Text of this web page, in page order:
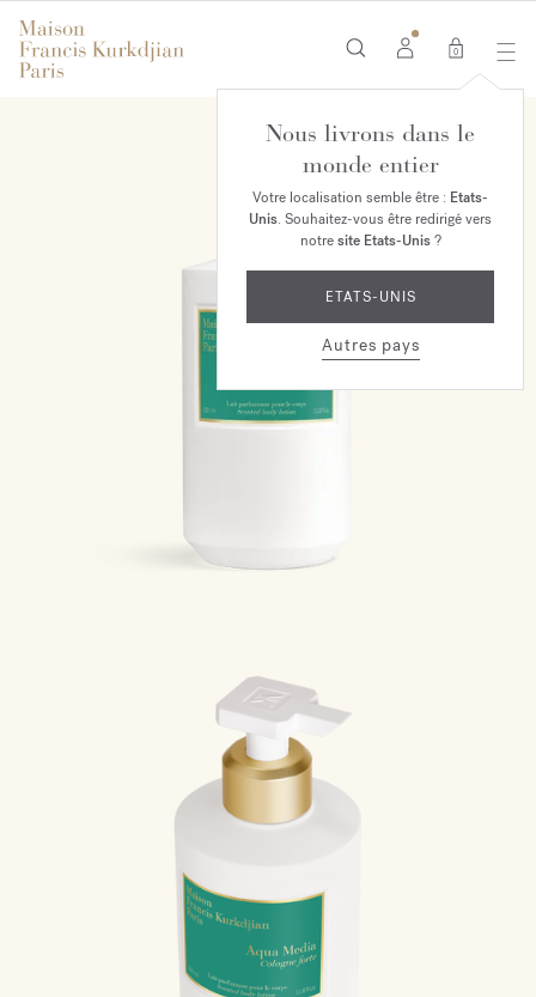
0
Nous livrons dans le
monde entier
Votre localisation semble être : Etats-
Unis. Souhaitez-vous être redirigé vers
notresite Etats-Unis?
ETATS-UNIS
Autres pays